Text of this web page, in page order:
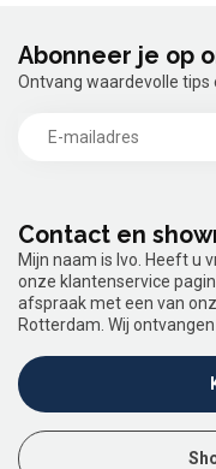
Contact en
Mijn naam is Ivo. Heeft u
onze klantenservice
afspraak met een van
Rotterdam. Wij ontvangen
Abonneer je op
Ontvang waardevolle